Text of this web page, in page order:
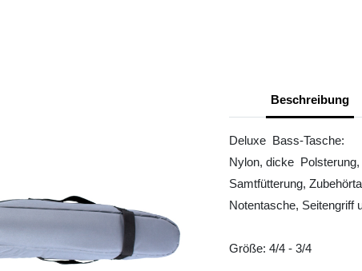
Beschreibung
Deluxe Bass-Tasche:
Nylon, dicke
Samtfütterung,
Notentasche, Seitengriff
Größe: 4/4 - 3/4